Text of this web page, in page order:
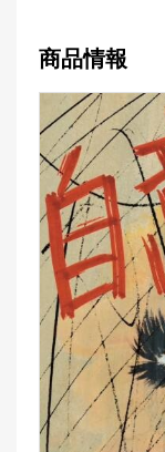
商品情報